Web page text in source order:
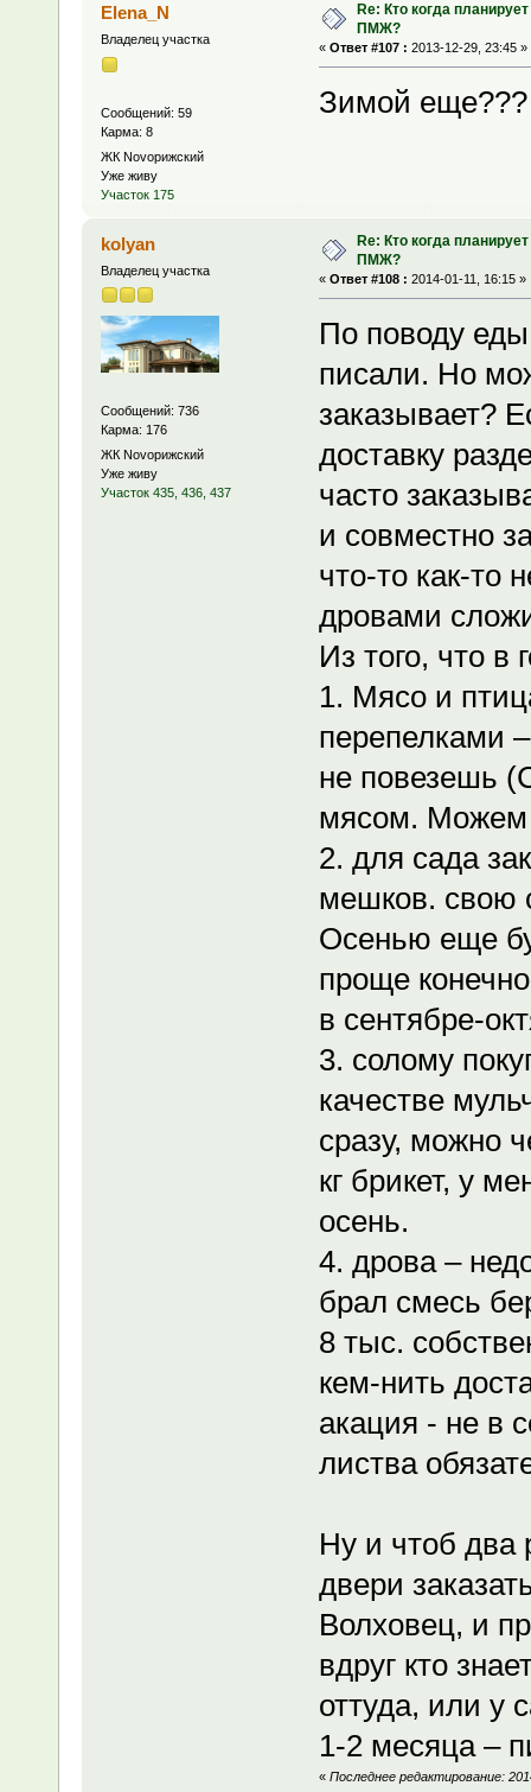
Elena_N
Владелец участка
Сообщений: 59
Карма: 8
ЖК Novoрижский
Уже живу
Участок 175
Re: Кто когда
ПМЖ?
« Ответ #107 : 2013-12-29, 23:45 »
Зимой еще???
kolyan
Владелец участка
Сообщений: 736
Карма: 176
ЖК Novoрижский
Уже живу
Участок 435, 436, 437
Re: Кто когда
ПМЖ?
« Ответ #108 : 2014-01-11, 16:15 »
По поводу
писали. Но
заказывает?
доставку
часто
и совместно
что-то как-то
дровами
Из того, что в
1. Мясо и
перепелками
не повезешь
мясом. Можем
2. для сада
мешков. свою
Осенью еще
проще
в сентябре-
3. солому
качестве
сразу, можно
кг брикет, у
осень.
4. дрова –
брал смесь
8 тыс.
кем-нить
акация - не в
листва
Ну и чтоб два
двери
Волховец, и
вдруг кто
оттуда, или у
1-2 месяца –
« Последнее редактирование: